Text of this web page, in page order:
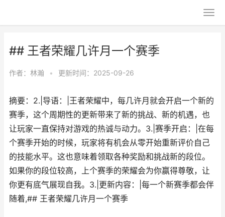
## 王者荣耀几许月一个赛季
作者： 林瀚 • 更新时间：2025-09-26
摘要：2.|导语：|王者荣耀中，每几许月就会开启一个新的
赛季，这个周期性的更新带来了新的挑战、新的机遇，也
让玩家一直保持对游戏的热诚与动力。3.|赛季开启：|在每
个赛季开始的时候，玩家将有机会从零开始重新评价自己
的技能水平。这也意味着领取各种奖励和挑战新的段位。
如果你的段位较高，上个赛季的荣耀会为你赢得尊敬，让
你更有底气展现自我。3.|更新内容：|每一个新赛季都会伴
随着,## 王者荣耀几许月一个赛季